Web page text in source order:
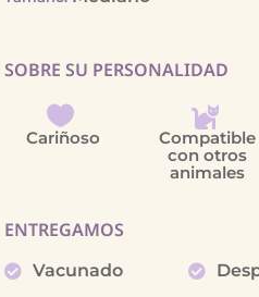
SOBRE SU PERSONALIDAD
Cariñoso
Compatible
con otros
animales
ENTREGAMOS
Vacunado